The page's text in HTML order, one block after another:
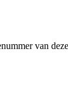
van